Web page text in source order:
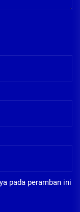
pada peramban ini